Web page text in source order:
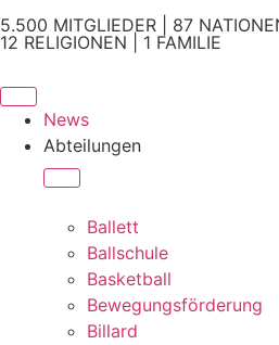
5.500 MITGLIEDER | 87
12 RELIGIONEN | 1 FAMILIE
News
Abteilungen
Ballett
Ballschule
Basketball
Bewegungsförderung
Billard